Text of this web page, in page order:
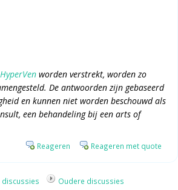
HyperVen worden verstrekt, worden zo
De antwoorden zijn gebaseerd
en kunnen niet worden beschouwd als
een behandeling bij een arts of
Reageren Reageren met quote
discussies Oudere discussies